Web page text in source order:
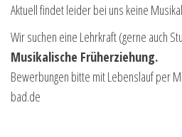
Aktuell findet leider bei uns keine
Wir suchen eine Lehrkraft (gerne auch
Musikalische Früherziehung.
Bewerbungen bitte mit Lebenslauf per
bad.de